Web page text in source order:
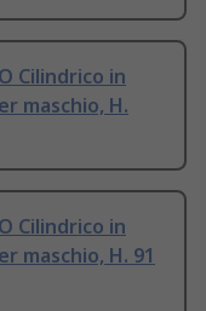
Cilindrico in
maschio, H.
Cilindrico in
maschio, H. 91